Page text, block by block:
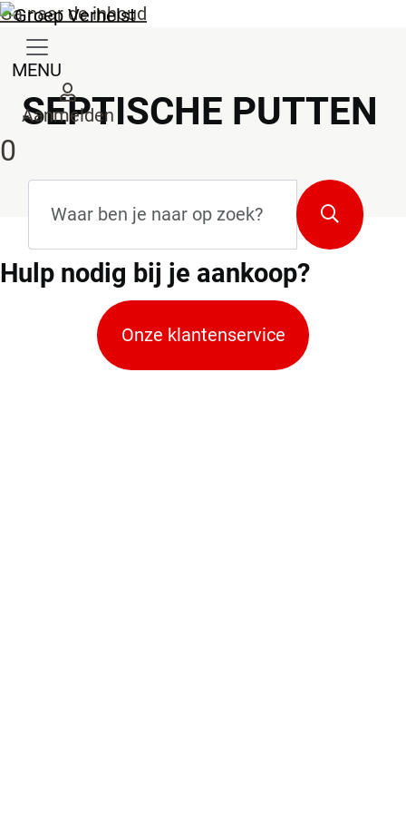
Ga naar de inhoud
MENU
Aanmelden
0
Zoeken
SEPTISCHE PUTTEN
Hulp nodig bij je aankoop?
Onze klantenservice